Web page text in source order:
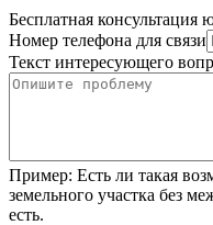
Бесплатная консультация
Номер телефона для связи
Текст интересующего
Пример: Есть ли такая
земельного участка без
есть.